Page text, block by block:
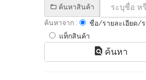
ค้นหาสินค้า
ค้นหาจาก :
ชื่อ/รายละเอียด/
แท็กสินค้า
ค้นหา